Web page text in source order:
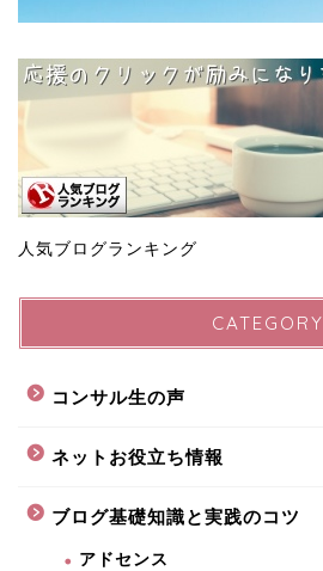
人気ブログランキング
CATEGORY
コンサル生の声
ネットお役立ち情報
ブログ基礎知識と実践のコツ
アドセンス